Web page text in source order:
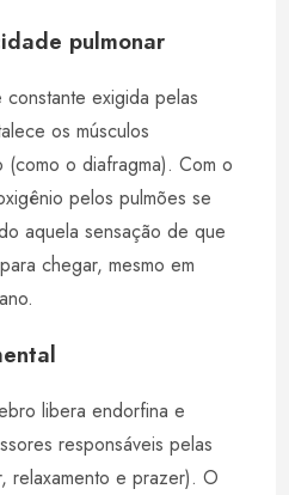
pulmonar
exigida pelas
os músculos
(como o diafragma). Com o
pelos pulmões se
aquela sensação de que
chegar, mesmo em
libera endorfina e
responsáveis pelas
relaxamento e prazer). O